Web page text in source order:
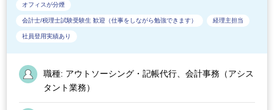
オフィスが分煙
会計士/税理士試験受験生 歓迎（仕事をしながら勉強できます） 経理主担当
社員登用実績あり
職種: アウトソーシング・記帳代行、会計事務（アシス
タント業務）